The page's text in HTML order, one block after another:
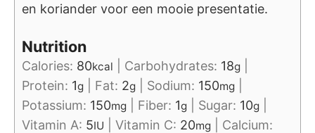
en koriander voor een mooie presentatie.
Nutrition
Calories: 80kcal Carbohydrates: 18g
Protein: 1g Fat: 2g Sodium: 150mg
Potassium: 150mg Fiber: 1g Sugar: 10g
Vitamin A: 5IU Vitamin C: 20mg
Calcium: